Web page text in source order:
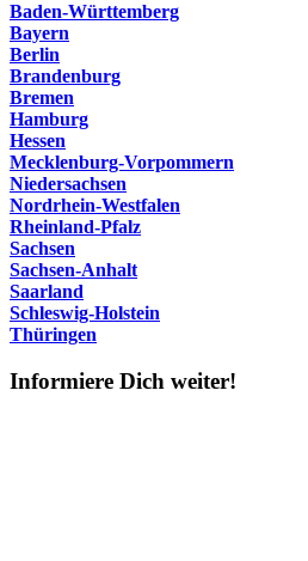
Baden-Württemberg
Bayern
Berlin
Brandenburg
Bremen
Hamburg
Hessen
Mecklenburg-Vorpommern
Niedersachsen
Nordrhein-Westfalen
Rheinland-Pfalz
Sachsen
Sachsen-Anhalt
Saarland
Schleswig-Holstein
Thüringen
Informiere Dich weiter!